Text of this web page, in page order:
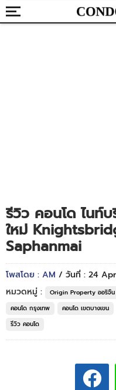
รีวิว คอนโด ไนท์
ใหม่
Saphanmai
โพสโดย : AM / วันที่ : 24
หมวดหมู่ :
Origin Property ออริจิ้
คอนโด กรุงเทพ
คอนโด เขตบางเขน
รีวิว คอนโด